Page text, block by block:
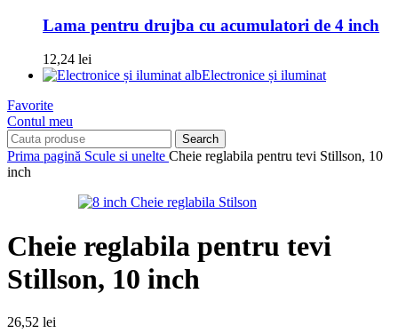
Lama pentru drujba cu acumulatori de 4 inch
12,24 lei
Electronice și iluminat
Favorite
Contul meu
Search
Prima pagină Scule si unelte Cheie reglabila pentru tevi Stillson, 10
inch
Cheie reglabila pentru tevi
Stillson, 10 inch
26,52 lei